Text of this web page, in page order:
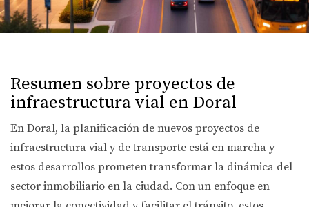
Resumen sobre proyectos de
infraestructura vial en Doral
En Doral, la planificación de nuevos proyectos de
infraestructura vial y de transporte está en marcha y
estos desarrollos prometen transformar la dinámica del
sector inmobiliario en la ciudad. Con un enfoque en